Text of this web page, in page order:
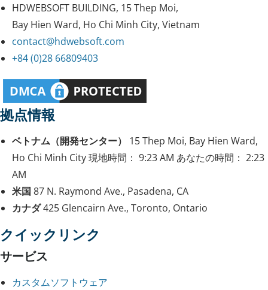
HDWEBSOFT BUILDING, 15 Thep Moi,
Bay Hien Ward, Ho Chi Minh City, Vietnam
contact@hdwebsoft.com
+84 (0)28 66809403
拠点情報
ベトナム（開発センター）
15 Thep Moi, Bay Hien Ward,
Ho Chi Minh City現地時間： 9:23 AM あなたの時間： 2:23
AM
米国 87 N. Raymond Ave., Pasadena, CA
カナダ425 Glencairn Ave., Toronto, Ontario
クイックリンク
サービス
カスタムソフトウェア